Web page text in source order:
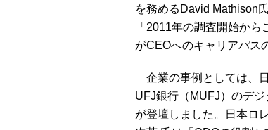
を務めるDavid Mathison
「2011年の調査開始か
がCEOへのキャリアパス
企業の事例としては、
UFJ銀行（MUFJ）のデ
が登壇しました。日本ロ